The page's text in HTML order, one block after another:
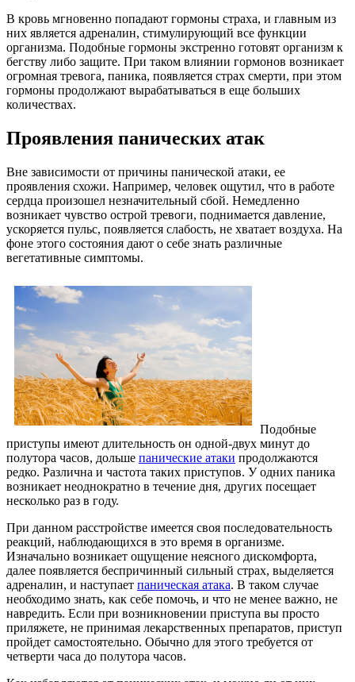
В кровь мгновенно попадают гормоны страха, и главным из
них является адреналин, стимулирующий все функции
организма. Подобные гормоны экстренно готовят организм к
бегству либо защите. При таком влиянии гормонов возникает
огромная тревога, паника, появляется страх смерти, при этом
гормоны продолжают вырабатываться в еще больших
количествах.
Проявления панических атак
Вне зависимости от причины панической атаки, ее
проявления схожи. Например, человек ощутил, что в работе
сердца произошел незначительный сбой. Немедленно
возникает чувство острой тревоги, поднимается давление,
ускоряется пульс, появляется слабость, не хватает воздуха. На
фоне этого состояния дают о себе знать различные
вегетативные симптомы.
Подобные
приступы имеют длительность он одной-двух минут до
полутора часов, дольше панические атаки продолжаются
редко. Различна и частота таких приступов. У одних паника
возникает неоднократно в течение дня, других посещает
несколько раз в году.
При данном расстройстве имеется своя последовательность
реакций, наблюдающихся в это время в организме.
Изначально возникает ощущение неясного дискомфорта,
далее появляется беспричинный сильный страх, выделяется
адреналин, и наступает паническая атака. В таком случае
необходимо знать, как себе помочь, и что не менее важно, не
навредить. Если при возникновении приступа вы просто
приляжете, не принимая лекарственных препаратов, приступ
пройдет самостоятельно. Обычно для этого требуется от
четверти часа до полутора часов.